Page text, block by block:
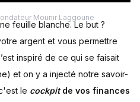
Mounir Laggoune
feuille blanche. Le but ?
argent et vous permettre
inspiré de ce qui se faisait
et on y a injecté notre savoir-
le cockpitde vos finances